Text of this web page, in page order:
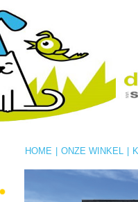
ONZE WINKEL
HOME